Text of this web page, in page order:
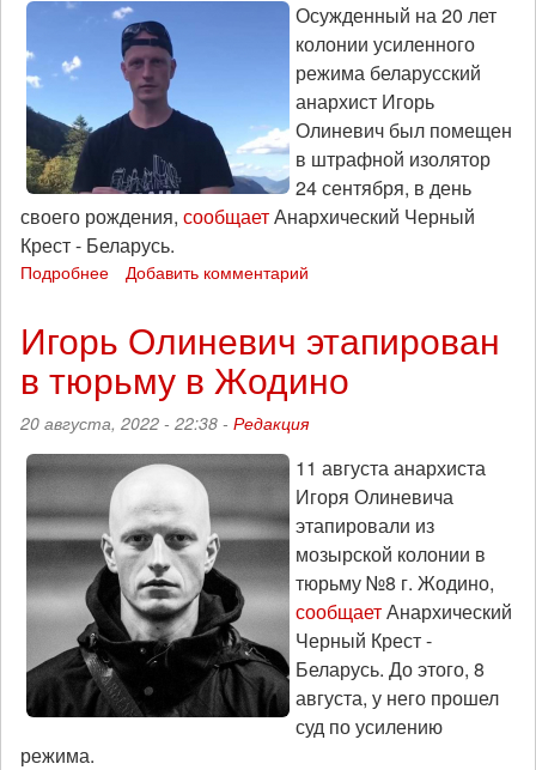
Осужденный на 20 лет
колонии усиленного
режима беларусский
анархист Игорь
Олиневич был помещен
в штрафной изолятор
24 сентября, в день
своего рождения, сообщаетАнархический Черный
Крест - Беларусь.
Подробнее
уже
дней
держит
голодовку
в
тюрьме
Добавить комментарий
Игорь Олиневич этапирован
в тюрьму в Жодино
20 августа, 2022 - 22:38 - Редакция
11 августа анархиста
Игоря Олиневича
этапировали из
мозырской колонии в
тюрьму №8 г. Жодино,
сообщаетАнархический
Черный Крест -
Беларусь. До этого, 8
августа, у него прошел
суд по усилению
режима.